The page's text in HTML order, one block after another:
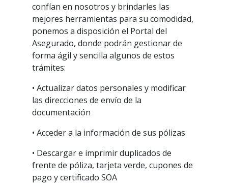
confían en nosotros y brindarles las
mejores herramientas para su comodidad,
ponemos a disposición el Portal del
Asegurado, donde podrán gestionar de
forma ágil y sencilla algunos de estos
trámites:
• Actualizar datos personales y modificar
las direcciones de envío de la
documentación
• Acceder a la información de sus pólizas
• Descargar e imprimir duplicados de
frente de póliza, tarjeta verde, cupones de
pago y certificado SOA